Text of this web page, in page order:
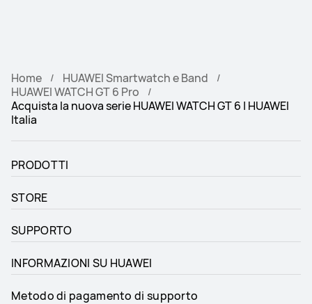
Home
HUAWEI Smartwatch e Band
HUAWEI WATCH GT 6 Pro
Acquista la nuova serie HUAWEI WATCH GT 6 | HUAWEI
Italia
PRODOTTI
STORE
SUPPORTO
INFORMAZIONI SU HUAWEI
Metodo di pagamento di supporto